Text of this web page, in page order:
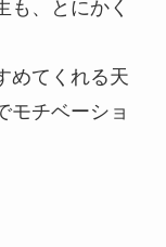
も、とにかく
めてくれる天
モチベーショ